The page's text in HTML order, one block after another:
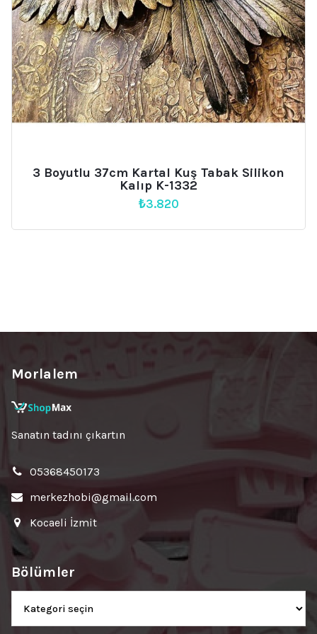
3 Boyutlu 37cm Kartal Kuş Tabak Silikon
Kalıp K-1332
₺3.820
Morlalem
Sanatın tadını çıkartın
05368450173
merkezhobi@gmail.com
Kocaeli İzmit
Bölümler
Bölümler